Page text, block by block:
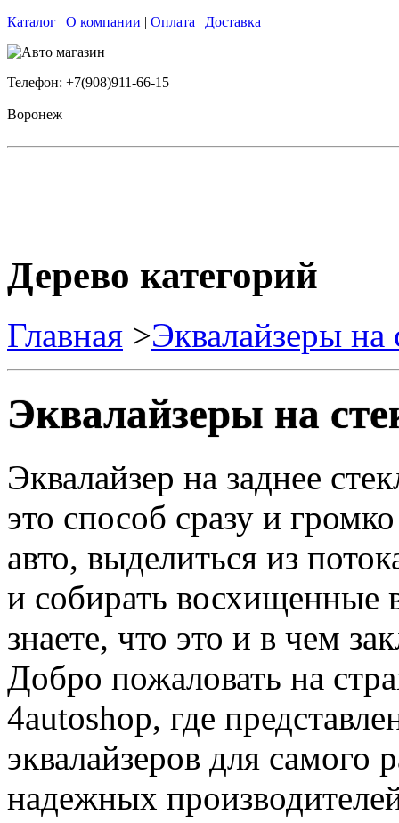
Каталог | О компании | Оплата | Доставка
Телефон: +7(908)911-66-15
Воронеж
Дерево категорий
Главная >Эквалайзеры на
Эквалайзеры на
Эквалайзер на заднее
это способ сразу и
авто, выделиться из
и собирать
знаете, что это и в чем
Добро пожаловать на
4autoshop, где
эквалайзеров для самого
надежных